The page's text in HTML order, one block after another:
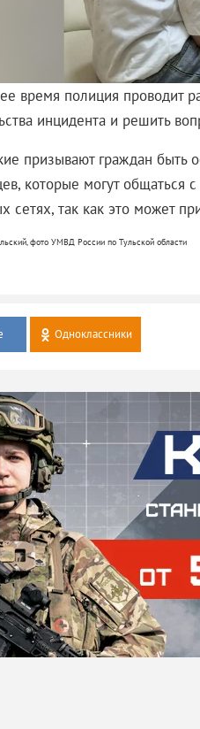
время полиция проводит
инцидента и решить
призывают граждан быть
которые могут общаться
сетях, так как это может
фото УМВД России по Тульской области
Одноклассники